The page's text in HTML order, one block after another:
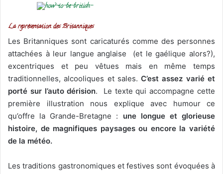
La représentation des Britanniques
Les Britanniques sont caricaturés comme des personnes
attachées à leur langue anglaise (et le gaélique alors?),
excentriques et peu vêtues mais en même temps
traditionnelles, alcooliques et sales.C’est assez varié et
porté sur l’auto dérision.
Le texte qui accompagne cette
première illustration nous explique avec humour ce
qu’offre la Grande-Bretagne : une longue et glorieuse
histoire, de magnifiques paysages ou encore la variété
de la météo.
Les traditions gastronomiques et festives sont évoquées à